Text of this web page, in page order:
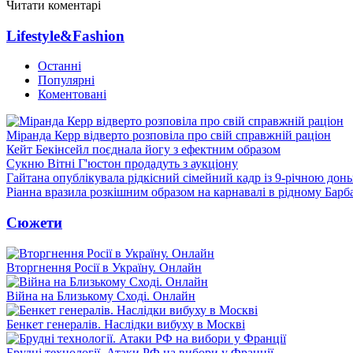
Читати коментарі
Lifestyle&Fashion
Останні
Популярні
Коментовані
Міранда Керр відверто розповіла про свій справжній раціон
Кейт Бекінсейл поєднала йогу з ефектним образом
Сукню Вітні Г'юстон продадуть з аукціону
Гайтана опублікувала рідкісний сімейний кадр із 9-річною
Ріанна вразила розкішним образом на карнавалі в рідному
Сюжети
Вторгнення Росії в Україну. Онлайн
Війна на Близькому Сході. Онлайн
Бенкет генералів. Наслідки вибуху в Москві